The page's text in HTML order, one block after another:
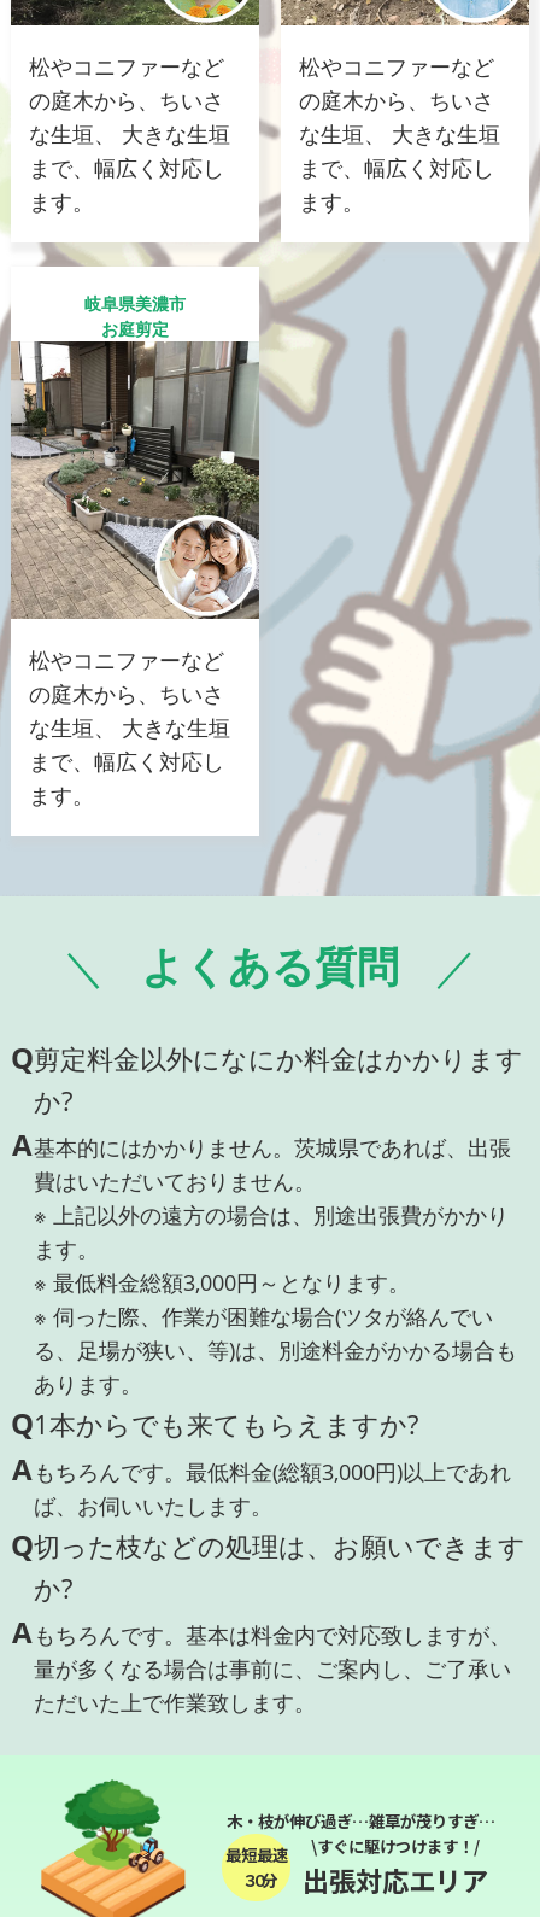
松やコニファーなど
の庭木から、ちいさ
な生垣、 大きな生垣
まで、幅広く対応し
ます。
松やコニファーなど
の庭木から、ちいさ
な生垣、 大きな生垣
まで、幅広く対応し
ます。
岐阜県美濃市
お庭剪定
松やコニファーなど
の庭木から、ちいさ
な生垣、 大きな生垣
まで、幅広く対応し
ます。
よくある質問
Q剪定料金以外になにか料金はかかります
か?
A基本的にはかかりません。茨城県であれば、出張
費はいただいておりません。
※ 上記以外の遠方の場合は、別途出張費がかかり
ます。
※ 最低料金総額3,000円～となります。
※ 伺った際、作業が困難な場合(ツタが絡んでい
る、足場が狭い、等)は、別途料金がかかる場合も
あります。
Q1本からでも来てもらえますか?
Aもちろんです。最低料金(総額3,000円)以上であれ
ば、お伺いいたします。
Q切った枝などの処理は、お願いできます
か?
Aもちろんです。基本は料金内で対応致しますが、
量が多くなる場合は事前に、ご案内し、ご了承い
ただいた上で作業致します。
木・枝が伸び過ぎ…雑草が茂りすぎ…
最短最速
３０分
\すぐに駆けつけます！/
出張対応エリア